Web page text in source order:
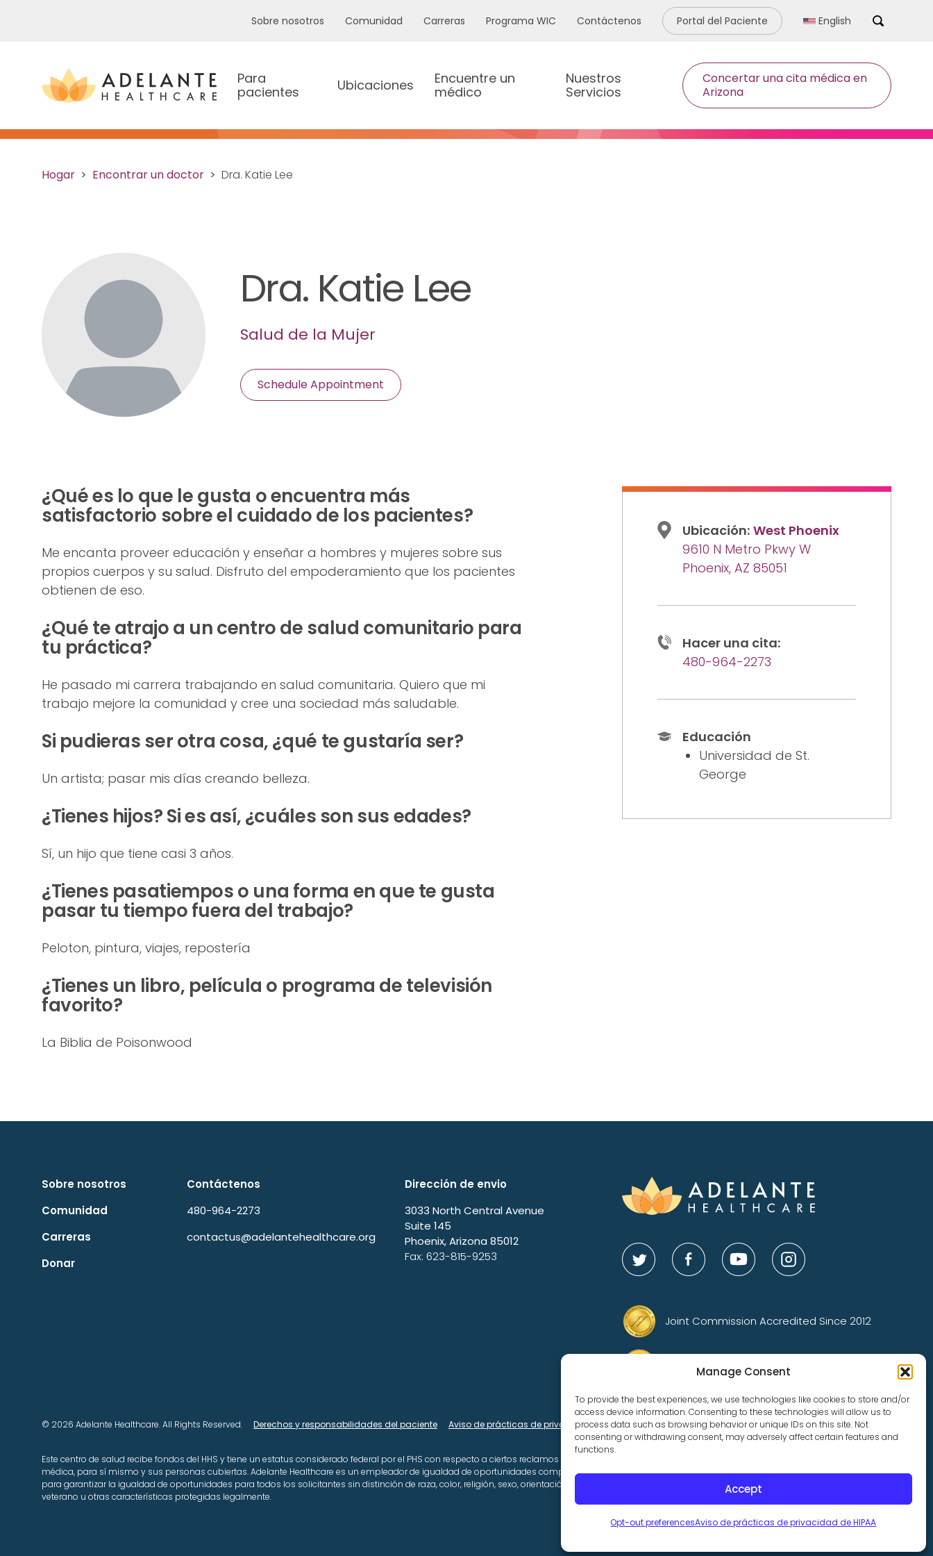
Manage Consent
To provide the best experiences, we use technologies like cookies to store and/or
access device information. Consenting to these technologies will allow us to
process data such as browsing behavior or unique IDs on this site. Not
consenting or withdrawing consent, may adversely affect certain features and
functions.
Accept
Opt-out preferencesAviso de prácticas de privacidad de HIPAA
Sobre nosotros Comunidad Carreras Programa WIC Contáctenos Portal del Paciente English Search
Para
pacientes
Ubicaciones
Encuentre un
médico
Nuestros
Servicios
Concertar una cita médica en
Arizona
Hogar Encontrar un doctor Dra. Katie Lee
Dra. Katie Lee
Salud de la Mujer
Schedule Appointment
Ubicación: West Phoenix
9610 N Metro Pkwy W
Phoenix, AZ 85051
Hacer una cita:
480-964-2273
Educación
Universidad de St.
George
¿Qué es lo que le gusta o encuentra más
satisfactorio sobre el cuidado de los pacientes?
Me encanta proveer educación y enseñar a hombres y mujeres sobre sus
propios cuerpos y su salud. Disfruto del empoderamiento que los pacientes
obtienen de eso.
¿Qué te atrajo a un centro de salud comunitario para
tu práctica?
He pasado mi carrera trabajando en salud comunitaria. Quiero que mi
trabajo mejore la comunidad y cree una sociedad más saludable.
Si pudieras ser otra cosa, ¿qué te gustaría ser?
Un artista; pasar mis días creando belleza.
¿Tienes hijos? Si es así, ¿cuáles son sus edades?
Sí, un hijo que tiene casi 3 años.
¿Tienes pasatiempos o una forma en que te gusta
pasar tu tiempo fuera del trabajo?
Peloton, pintura, viajes, repostería
¿Tienes un libro, película o programa de televisión
favorito?
La Biblia de Poisonwood
Sobre nosotros
Comunidad
Carreras
Donar
Contáctenos
480-964-2273
contactus@adelantehealthcare.org
Dirección de envio
3033 North Central Avenue
Suite 145
Phoenix, Arizona 85012
Fax: 623-815-9253
Joint Commission Accredited Since 2012
Gold Status Advocacy Center of Excellence
Accredited
© 2026 Adelante Healthcare. All Rights Reserved. Derechos y responsabilidades del paciente Aviso de prácticas de privacidad de HIPAA
Este centro de salud recibe fondos del HHS y tiene un estatus considerado federal por el PHS con respecto a ciertos reclamos de salud o relacionados con la salud, incluidos los reclamos por negligencia
médica, para sí mismo y sus personas cubiertas. Adelante Healthcare es un empleador de igualdad de oportunidades comprometido con la inclusión y la diversidad. Tomamos medidas afirmativas
para garantizar la igualdad de oportunidades para todos los solicitantes sin distinción de raza, color, religión, sexo, orientación sexual, identidad de género, origen nacional, discapacidad, condición de
veterano u otras características protegidas legalmente.